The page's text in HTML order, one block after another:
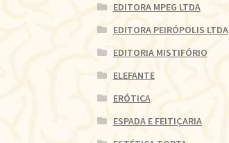
EDITORA MPEG LTDA
EDITORA PEIRÓPOLIS LTDA
EDITORIA MISTIFÓRIO
ELEFANTE
ERÓTICA
ESPADA E FEITIÇARIA